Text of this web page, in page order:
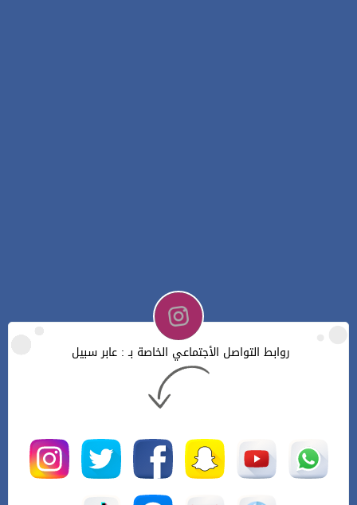
روابط التواصل الأجتماعي الخاصة بـ : عابر سبيل